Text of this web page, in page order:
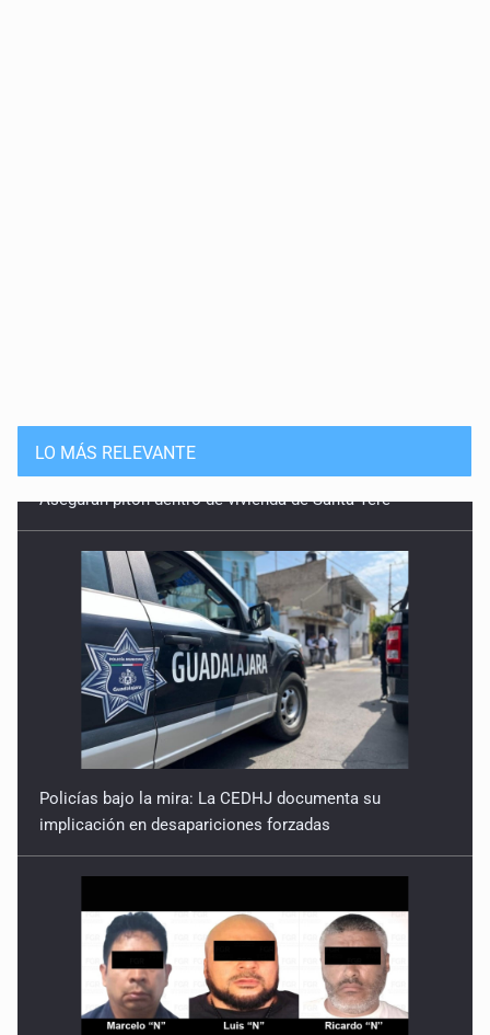
LO MÁS RELEVANTE
Policías bajo la mira: La CEDHJ documenta su
implicación en desapariciones forzadas